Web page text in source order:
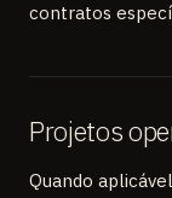
contratos
Projetos
Quando